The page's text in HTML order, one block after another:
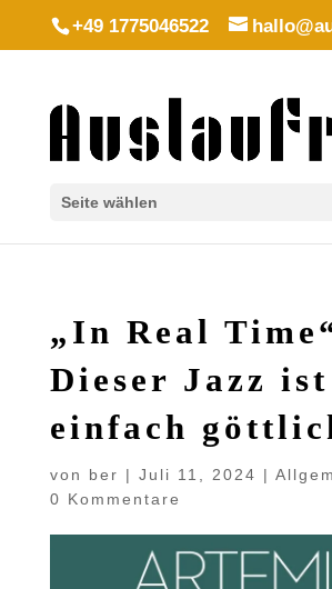
+49 1775046522
Seite wählen
„In Real
Dieser Jazz ist
einfach
von ber | Juli 11, 2024 |
0 Kommentare